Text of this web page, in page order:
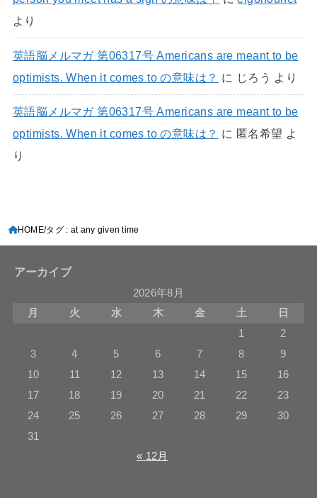
より
英語脳メルマガ 第06317号 Americans are meant to be
optimists. When it comes to の意味は？ に じろう より
英語脳メルマガ 第06317号 Americans are meant to be
optimists. When it comes to の意味は？ に 匿名希望 よ
り
HOME タグ : at any given time
アーカイブ
2026年8月
月
火 水 木 金 土
日
1
2
3
4 5 6 7 8
9
10
11 12 13 14 15
16
17
18 19 20 21 22
23
24
25 26 27 28 29
30
31
« 12月